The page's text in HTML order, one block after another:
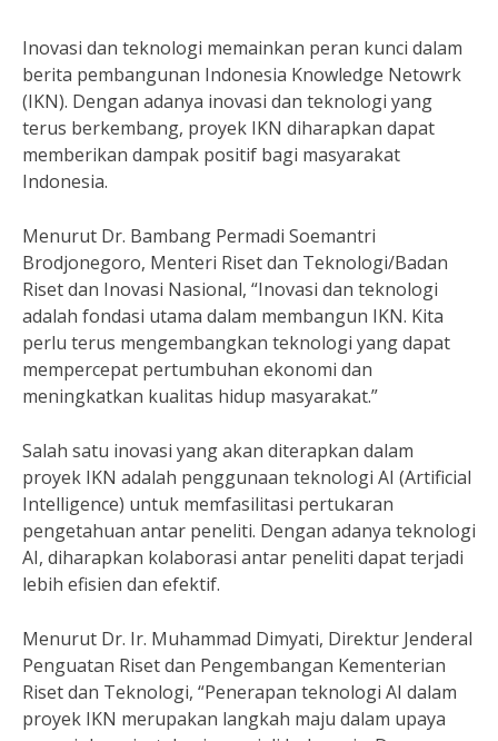
Inovasi dan teknologi memainkan peran kunci dalam
berita pembangunan Indonesia Knowledge Netowrk
(IKN). Dengan adanya inovasi dan teknologi yang
terus berkembang, proyek IKN diharapkan dapat
memberikan dampak positif bagi masyarakat
Indonesia.
Menurut Dr. Bambang Permadi Soemantri
Brodjonegoro, Menteri Riset dan Teknologi/Badan
Riset dan Inovasi Nasional, “Inovasi dan teknologi
adalah fondasi utama dalam membangun IKN. Kita
perlu terus mengembangkan teknologi yang dapat
mempercepat pertumbuhan ekonomi dan
meningkatkan kualitas hidup masyarakat.”
Salah satu inovasi yang akan diterapkan dalam
proyek IKN adalah penggunaan teknologi AI (Artificial
Intelligence) untuk memfasilitasi pertukaran
pengetahuan antar peneliti. Dengan adanya teknologi
AI, diharapkan kolaborasi antar peneliti dapat terjadi
lebih efisien dan efektif.
Menurut Dr. Ir. Muhammad Dimyati, Direktur Jenderal
Penguatan Riset dan Pengembangan Kementerian
Riset dan Teknologi, “Penerapan teknologi AI dalam
proyek IKN merupakan langkah maju dalam upaya